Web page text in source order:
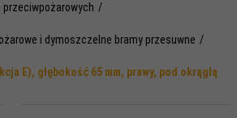
i dymoszczelne bramy przesuwne
E), głębokość 65 mm, prawy, pod okrągłą